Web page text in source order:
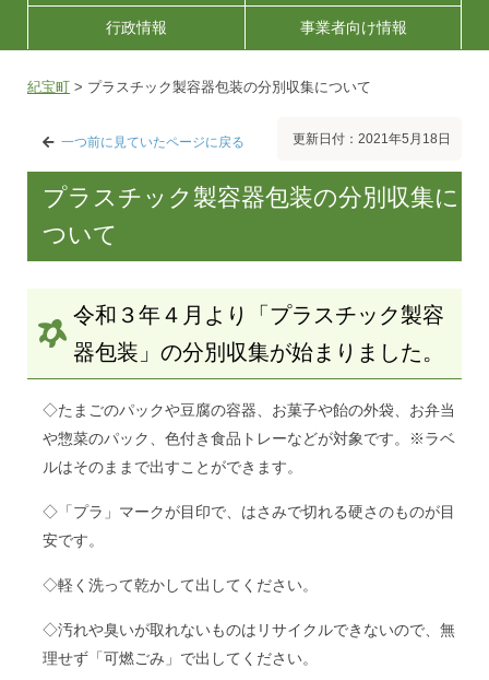
行政情報 事業者向け情報
紀宝町 > プラスチック製容器包装の分別収集について
一つ前に見ていたページに戻る 更新日付：2021年5月18日
プラスチック製容器包装の分別収集に
ついて
令和３年４月より「プラスチック製容
器包装」の分別収集が始まりました。
◇たまごのパックや豆腐の容器、お菓子や飴の外袋、お弁当
や惣菜のパック、色付き食品トレーなどが対象です。※ラベ
ルはそのままで出すことができます。
◇「プラ」マークが目印で、はさみで切れる硬さのものが目
安です。
◇軽く洗って乾かして出してください。
◇汚れや臭いが取れないものはリサイクルできないので、無
理せず「可燃ごみ」で出してください。